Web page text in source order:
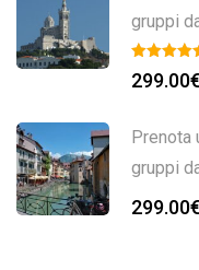
gruppi
299.00€
Prenota
gruppi
299.00€